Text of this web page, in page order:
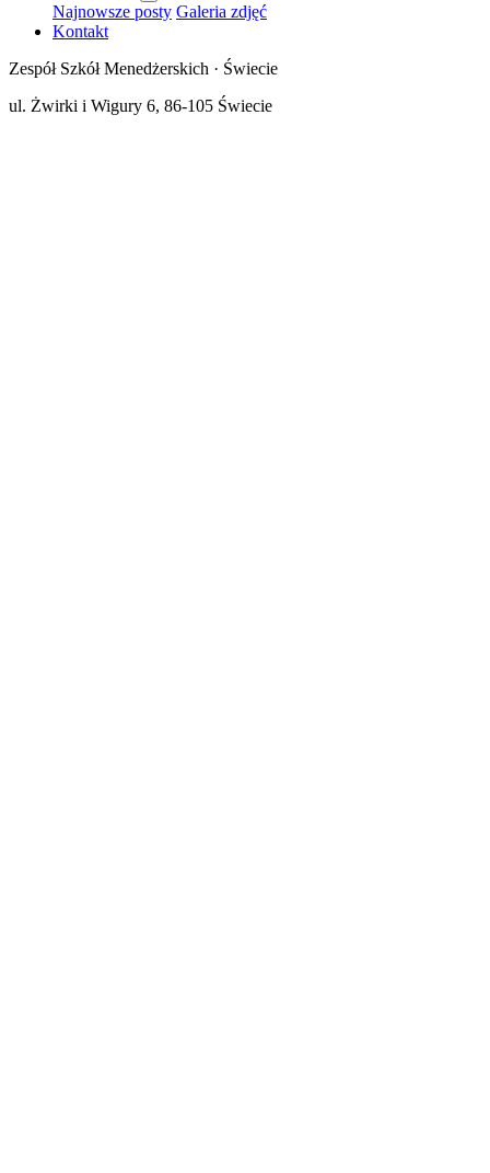
Najnowsze posty Galeria zdjęć
Kontakt
Zespół Szkół Menedżerskich · Świecie
ul. Żwirki i Wigury 6, 86-105 Świecie